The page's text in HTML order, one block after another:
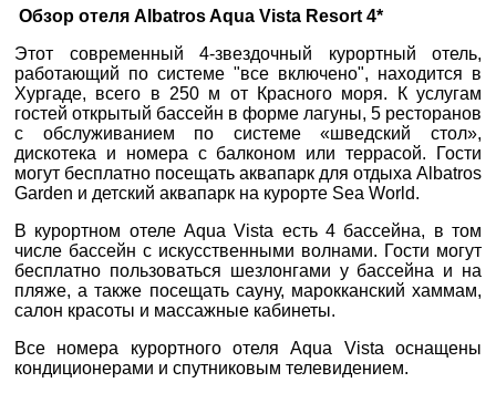
+38 (067) 180-32-43
+38 (093) 180-32-43,
0800 33 01 80
dp_city@aventour.ua
Пн. - Пт. 9:00 - 18:00
Сб 10:00 - 15:00
Запоріжжя
пр. Соборний 216
+38 (067) 180-32-43,
+38 (099) 180-32-43
+38 (093) 180-32-43
Обзор отеля Albatros Aqua Vista Resort 4*
Этот современный 4-звездочный курортный отель,
работающий по системе "все включено", находится в
Хургаде, всего в 250 м от Красного моря. К услугам
гостей открытый бассейн в форме лагуны, 5 ресторанов
с обслуживанием по системе «шведский стол»,
дискотека и номера с балконом или террасой. Гости
могут бесплатно посещать аквапарк для отдыха Albatros
Garden и детский аквапарк на курорте Sea World.
В курортном отеле Aqua Vista есть 4 бассейна, в том
числе бассейн с искусственными волнами. Гости могут
бесплатно пользоваться шезлонгами у бассейна и на
пляже, а также посещать сауну, марокканский хаммам,
салон красоты и массажные кабинеты.
Все номера курортного отеля Aqua Vista оснащены
кондиционерами и спутниковым телевидением.
×
*ВАШЕ ІМ'Я
* E-MAIL
*ТЕЛЕФОН
ДЕ ПРОЖИВАЄТЕ
ПРИМІТКИ